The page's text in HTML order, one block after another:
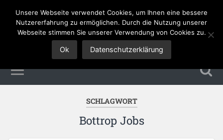
Tourismus Jobs
SCHLAGWORT
Bottrop Jobs
Unsere Webseite verwendet Cookies, um Ihnen eine bessere
Nutzererfahrung zu ermöglichen. Durch die Nutzung unserer
Webseite stimmen Sie unserer Verwendung von Cookies zu.
Ok Datenschutzerklärung